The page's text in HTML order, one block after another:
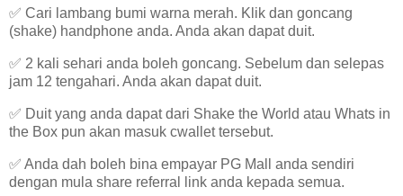
✅ Cari lambang bumi warna merah. Klik dan goncang
(shake) handphone anda. Anda akan dapat duit.
✅ 2 kali sehari anda boleh goncang. Sebelum dan selepas
jam 12 tengahari. Anda akan dapat duit.
✅ Duit yang anda dapat dari Shake the World atau Whats in
the Box pun akan masuk cwallet tersebut.
✅ Anda dah boleh bina empayar PG Mall anda sendiri
dengan mula share referral link anda kepada semua.